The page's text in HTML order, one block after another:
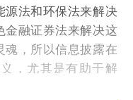
源法和环保法来解决
金融证券法来解决这
魂，所以信息披露在
，尤其是有助于解